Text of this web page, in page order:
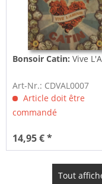
Bonsoir Catin: Vive
Art-Nr.: CDVAL0007
Article doit être
commandé
14,95 € *
Tout